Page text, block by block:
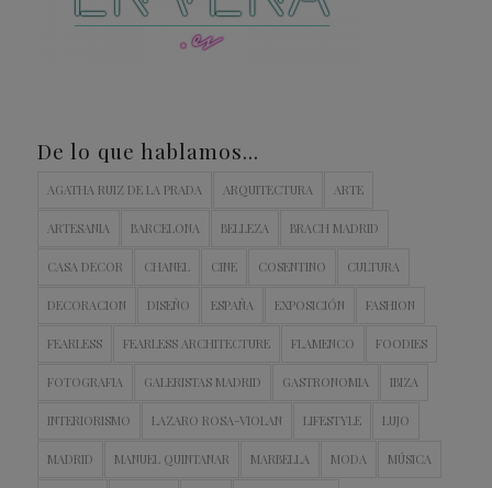
De lo que hablamos…
AGATHA RUIZ DE LA PRADA ARQUITECTURA ARTE
ARTESANIA BARCELONA BELLEZA BRACH MADRID
CASA DECOR CHANEL CINE COSENTINO CULTURA
DECORACION DISEÑO ESPAÑA EXPOSICIÓN FASHION
FEARLESS FEARLESS ARCHITECTURE FLAMENCO FOODIES
FOTOGRAFIA GALERISTAS MADRID GASTRONOMIA IBIZA
INTERIORISMO LAZARO ROSA-VIOLAN LIFESTYLE LUJO
MADRID MANUEL QUINTANAR MARBELLA MODA MÚSICA